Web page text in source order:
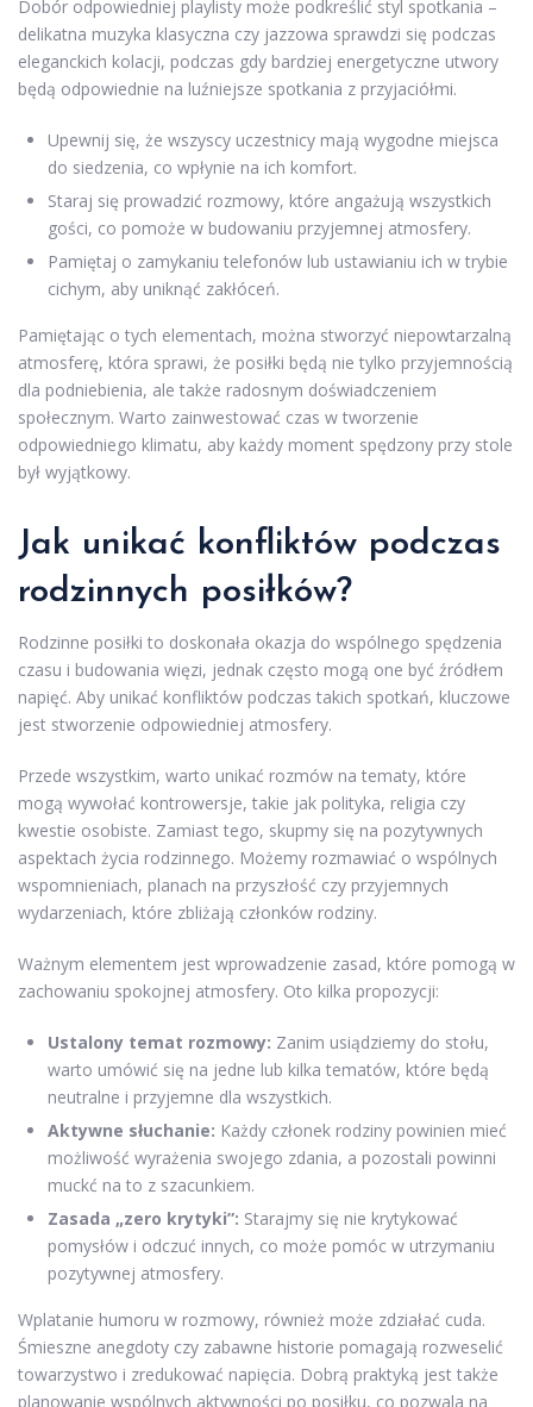
Dobór odpowiedniej playlisty może podkreślić styl spotkania –
delikatna muzyka klasyczna czy jazzowa sprawdzi się podczas
eleganckich kolacji, podczas gdy bardziej energetyczne utwory
będą odpowiednie na luźniejsze spotkania z przyjaciółmi.
Upewnij się, że wszyscy uczestnicy mają wygodne miejsca
do siedzenia, co wpłynie na ich komfort.
Staraj się prowadzić rozmowy, które angażują wszystkich
gości, co pomoże w budowaniu przyjemnej atmosfery.
Pamiętaj o zamykaniu telefonów lub ustawianiu ich w trybie
cichym, aby uniknąć zakłóceń.
Pamiętając o tych elementach, można stworzyć niepowtarzalną
atmosferę, która sprawi, że posiłki będą nie tylko przyjemnością
dla podniebienia, ale także radosnym doświadczeniem
społecznym. Warto zainwestować czas w tworzenie
odpowiedniego klimatu, aby każdy moment spędzony przy stole
był wyjątkowy.
Jak unikać konfliktów podczas
rodzinnych posiłków?
Rodzinne posiłki to doskonała okazja do wspólnego spędzenia
czasu i budowania więzi, jednak często mogą one być źródłem
napięć. Aby unikać konfliktów podczas takich spotkań, kluczowe
jest stworzenie odpowiedniej atmosfery.
Przede wszystkim, warto unikać rozmów na tematy, które
mogą wywołać kontrowersje, takie jak polityka, religia czy
kwestie osobiste. Zamiast tego, skupmy się na pozytywnych
aspektach życia rodzinnego. Możemy rozmawiać o wspólnych
wspomnieniach, planach na przyszłość czy przyjemnych
wydarzeniach, które zbliżają członków rodziny.
Ważnym elementem jest wprowadzenie zasad, które pomogą w
zachowaniu spokojnej atmosfery. Oto kilka propozycji:
Ustalony temat rozmowy: Zanim usiądziemy do stołu,
warto umówić się na jedne lub kilka tematów, które będą
neutralne i przyjemne dla wszystkich.
Aktywne słuchanie: Każdy członek rodziny powinien mieć
możliwość wyrażenia swojego zdania, a pozostali powinni
muckć na to z szacunkiem.
Zasada „zero krytyki”: Starajmy się nie krytykować
pomysłów i odczuć innych, co może pomóc w utrzymaniu
pozytywnej atmosfery.
Wplatanie humoru w rozmowy, również może zdziałać cuda.
Śmieszne anegdoty czy zabawne historie pomagają rozweselić
towarzystwo i zredukować napięcia. Dobrą praktyką jest także
planowanie wspólnych aktywności po posiłku, co pozwala na